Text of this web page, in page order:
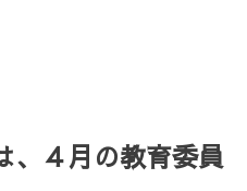
、４月の教育委員